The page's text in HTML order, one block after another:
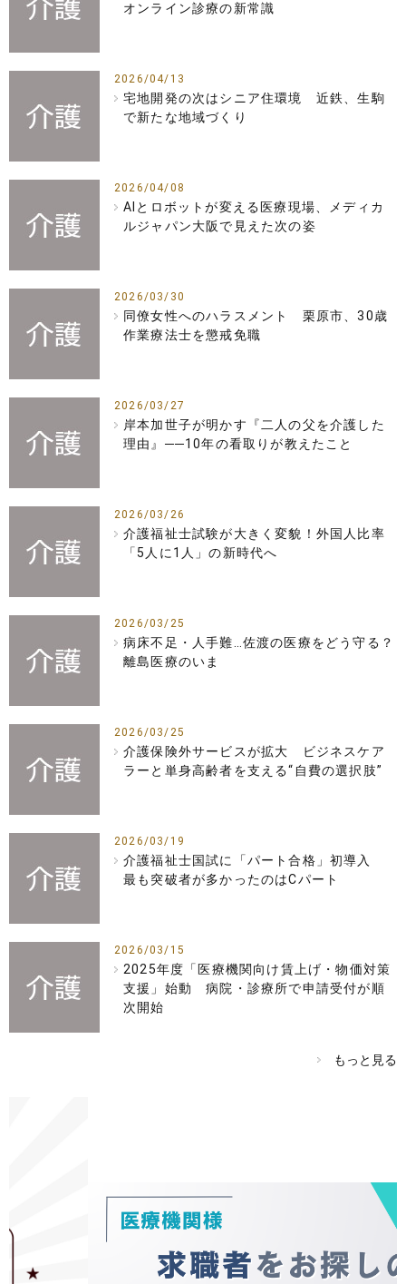
オンライン診療の新常識
2026/04/13
宅地開発の次はシニア住環境 近鉄、生駒
で新たな地域づくり
2026/04/08
AIとロボットが変える医療現場、メディカ
ルジャパン大阪で見えた次の姿
2026/03/30
同僚女性へのハラスメント 栗原市、30歳
作業療法士を懲戒免職
2026/03/27
岸本加世子が明かす『二人の父を介護した
理由』──10年の看取りが教えたこと
2026/03/26
介護福祉士試験が大きく変貌！外国人比率
「5人に1人」の新時代へ
2026/03/25
病床不足・人手難…佐渡の医療をどう守る？
離島医療のいま
2026/03/25
介護保険外サービスが拡大 ビジネスケア
ラーと単身高齢者を支える“自費の選択肢”
2026/03/19
介護福祉士国試に「パート合格」初導入
最も突破者が多かったのはCパート
2026/03/15
2025年度「医療機関向け賃上げ・物価対策
支援」始動 病院・診療所で申請受付が順
次開始
もっと見る